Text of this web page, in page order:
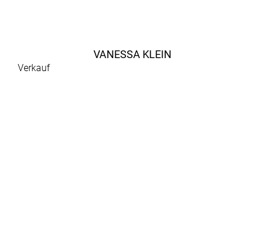
VANESSA KLEIN
Verkauf